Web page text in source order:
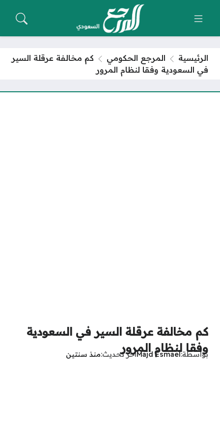
الرئيسية المرجع الحكومي
كم مخالفة عرقلة السير
في السعودية وفقا لنظام المرور
كم مخالفة عرقلة السير في السعودية
وفقا لنظام المرور
بواسطةMajd Esmaelآخر تحديث منذ سنتين